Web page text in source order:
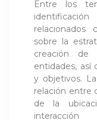
Entre los
relacionados
sobre la
creación
entidades, así
y objetivos.
relación entre
de la